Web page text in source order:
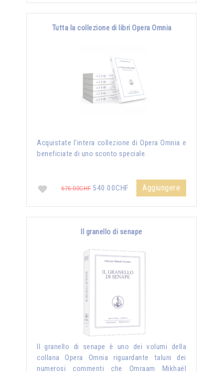
Tutta la collezione di libri Opera Omnia
Acquistate l'intera collezione di Opera Omnia e
beneficiate di uno sconto speciale.
676.00CHF540.00CHF Aggiungere
Il granello di senape
Il granello di senape è uno dei volumi della
collana Opera Omnia riguardante taluni dei
numerosi commenti che Omraam Mikhaël